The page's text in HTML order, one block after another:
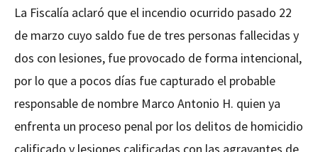
La Fiscalía aclaró que el incendio ocurrido pasado 22
de marzo cuyo saldo fue de tres personas fallecidas y
dos con lesiones, fue provocado de forma intencional,
por lo que a pocos días fue capturado el probable
responsable de nombre Marco Antonio H. quien ya
enfrenta un proceso penal por los delitos de homicidio